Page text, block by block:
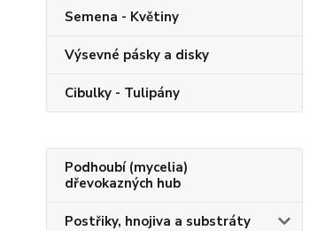
Semena - Květiny
Výsevné pásky a disky
Cibulky - Tulipány
Podhoubí (mycelia)
dřevokazných hub
Postřiky, hnojiva a substráty